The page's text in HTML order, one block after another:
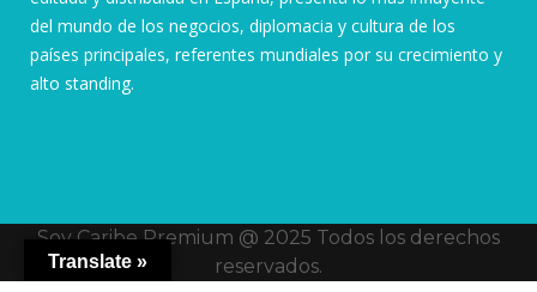
del mundo de los negocios, diplomacia y cultura de los
países principales, referentes mundiales por su crecimiento y
alto standing.
Soy Caribe Premium @ 2025 Todos los derechos
reservados.
Translate »